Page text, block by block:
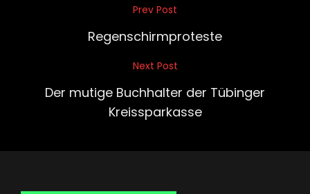
Beitragsnavigation
Prev Post
Regenschirmproteste
Post
Next Post
Der mutige Buchhalter der Tübinger
Kreissparkasse